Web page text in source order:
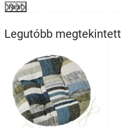
Next
Legutóbb megtekintett